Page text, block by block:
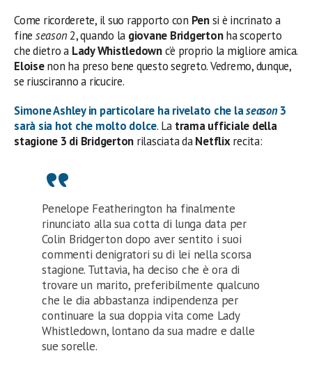
Come ricorderete, il suo rapporto con Pensi è incrinato a
fine season2, quando la giovane Bridgertonha scoperto
che dietro a Lady Whistledownc’è proprio la migliore amica.
Eloisenon ha preso bene questo segreto. Vedremo, dunque,
se riusciranno a ricucire.
Simone Ashleyin particolare ha rivelato che laseason3
sarà sia hot che molto dolce. La trama ufficiale della
stagione 3 di Bridgerton rilasciata daNetflixrecita:
Penelope Featherington ha finalmente
rinunciato alla sua cotta di lunga data per
Colin Bridgerton dopo aver sentito i suoi
commenti denigratori su di lei nella scorsa
stagione. Tuttavia, ha deciso che è ora di
trovare un marito, preferibilmente qualcuno
che le dia abbastanza indipendenza per
continuare la sua doppia vita come Lady
Whistledown, lontano da sua madre e dalle
sue sorelle.